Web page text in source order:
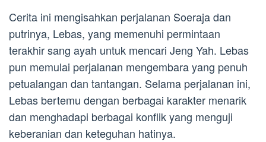
Cerita ini mengisahkan perjalanan Soeraja dan
putrinya, Lebas, yang memenuhi permintaan
terakhir sang ayah untuk mencari Jeng Yah. Lebas
pun memulai perjalanan mengembara yang penuh
petualangan dan tantangan. Selama perjalanan ini,
Lebas bertemu dengan berbagai karakter menarik
dan menghadapi berbagai konflik yang menguji
keberanian dan keteguhan hatinya.